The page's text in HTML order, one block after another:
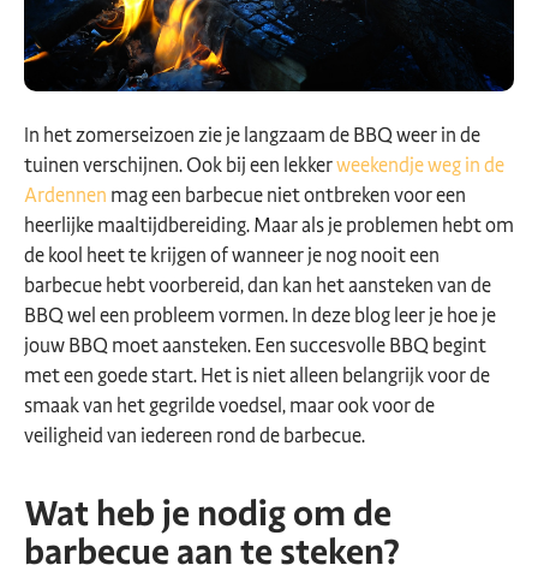
In het zomerseizoen zie je langzaam de BBQ weer in de
tuinen verschijnen. Ook bij een lekkerweekendje weg in de
Ardennen mag een barbecue niet ontbreken voor een
heerlijke maaltijdbereiding. Maar als je problemen hebt om
de kool heet te krijgen of wanneer je nog nooit een
barbecue hebt voorbereid, dan kan het aansteken van de
BBQ wel een probleem vormen. In deze blog leer je hoe je
jouw BBQ moet aansteken. Een succesvolle BBQ begint
met een goede start. Het is niet alleen belangrijk voor de
smaak van het gegrilde voedsel, maar ook voor de
veiligheid van iedereen rond de barbecue.
Wat heb je nodig om de
barbecue aan te steken?